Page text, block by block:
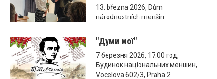
13. března 2026, Dům
národnostních menšin
"Думи мої"
7 березня 2026, 17:00 год,
Будинок національних меншин,
Vocelova 602/3, Praha 2